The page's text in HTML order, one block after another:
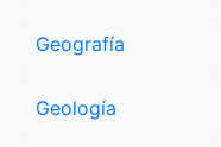
Geografía
Geología